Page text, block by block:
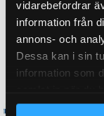
vidarebefordrar
information från
annons- och
Dessa kan i sin
information som